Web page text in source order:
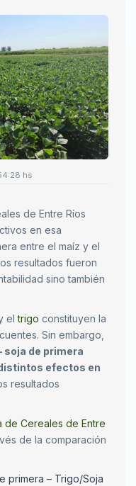
hs
de Entre Ríos
en esa
entre el maíz y el
resultados fueron
sino también
eltrigo constituyen la
Sin embargo,
de primera
efectos en
resultados
de Cereales de Entre
de la comparación
primera – Trigo/Soja